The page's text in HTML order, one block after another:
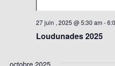
Loudunades 2025
27 juin , 2025 @ 5:30 am -
octobre 2025